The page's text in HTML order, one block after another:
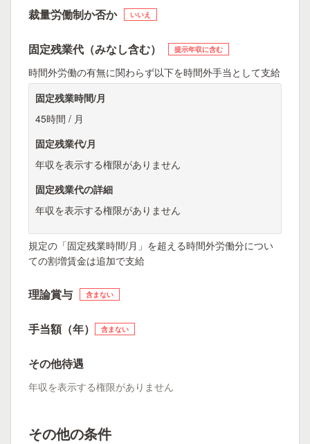
裁量労働制か否か いいえ
固定残業代（みなし含む） 提示年収に含む
時間外労働の有無に関わらず以下を時間外手当として支給
固定残業時間/月
45時間 / 月
固定残業代/月
年収を表示する権限がありません
固定残業代の詳細
年収を表示する権限がありません
規定の「固定残業時間/月」を超える時間外労働分につい
ての割増賃金は追加で支給
理論賞与 含まない
手当額（年） 含まない
その他待遇
年収を表示する権限がありません
その他の条件